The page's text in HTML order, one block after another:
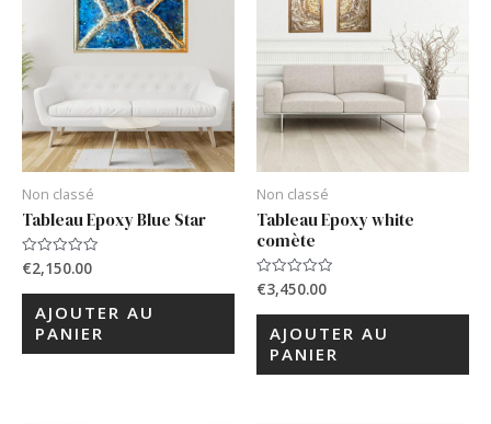
Non classé
Tableau Epoxy Blue Star
Note
0
sur
€2,150.00
AJOUTER AU
PANIER
Non classé
Tableau Epoxy white
comète
Note
0
sur
€3,450.00
AJOUTER AU
PANIER